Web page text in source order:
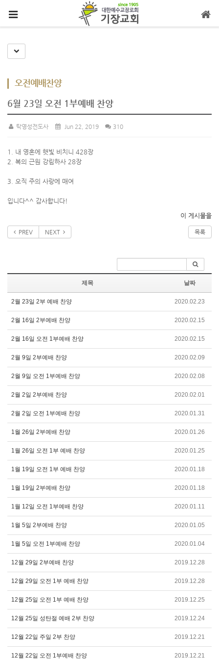
Toggle Dropdown
오전예배찬양
6월 23일 오전 1부예배 찬양
탁영성전도사 Jun 22, 2019 310
1. 내 영혼에 햇빛 비치니 428장
2. 복의 근원 강림하사 28장
3. 오직 주의 사랑에 매여
입니다^^ 감사합니다!
이 게시물을
PREV NEXT 목록
제목 날짜
2월 23일 2부 예배 찬양 2020.02.23
2월 16일 2부예배 찬양 2020.02.15
2월 16일 오전 1부예배 찬양 2020.02.15
2월 9일 2부예배 찬양 2020.02.09
2월 9일 오전 1부예배 찬양 2020.02.08
2월 2일 2부예배 찬양 2020.02.01
2월 2일 오전 1부예배 찬양 2020.01.31
1월 26일 2부예배 찬양 2020.01.26
1월 26일 오전 1부 예배 찬양 2020.01.25
1월 19일 오전 1부 예배 찬양 2020.01.18
1월 19일 2부예배 찬양 2020.01.18
1월 12일 오전 1부예배 찬양 2020.01.11
1월 5일 2부예배 찬양 2020.01.05
1월 5일 오전 1부예배 찬양 2020.01.04
12월 29일 2부예배 찬양 2019.12.28
12월 29일 오전 1부 예배 찬양 2019.12.28
12월 25일 오전 1부 예배 찬양 2019.12.25
12월 25일 성탄절 예배 2부 찬양 2019.12.24
12월 22일 주일 2부 찬양 2019.12.21
12월 22일 오전 1부예배 찬양 2019.12.21